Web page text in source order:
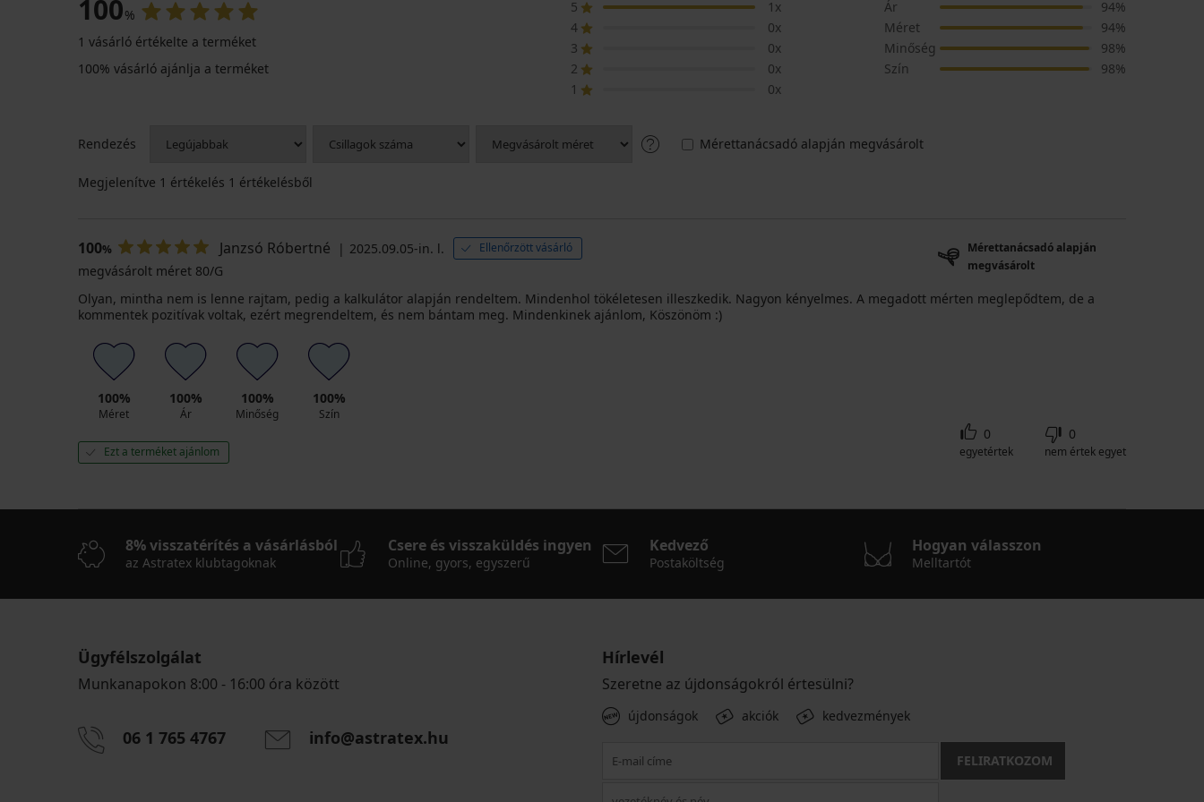
100%
1 vásárló értékelte a terméket
100% vásárló ajánlja a terméket
5
1x
4
0x
3
0x
2
0x
1
0x
Ár
94%
Méret
94%
Minőség
98%
Szín
98%
Rendezés Mérettanácsadó alapján megvásárolt
Megjelenítve 1 értékelés 1 értékelésből
100% Janzsó Róbertné 2025.09.05-in. l. Ellenőrzött vásárló
Mérettanácsadó alapján
megvásárolt
megvásárolt méret 80/G
Olyan, mintha nem is lenne rajtam, pedig a kalkulátor alapján rendeltem. Mindenhol tökéletesen illeszkedik. Nagyon kényelmes. A megadott mérten meglepődtem, de a
kommentek pozitívak voltak, ezért megrendeltem, és nem bántam meg. Mindenkinek ajánlom, Köszönöm :)
100%
Méret
100%
Ár
100%
Minőség
100%
Szín
Ezt a terméket ajánlom
0
egyetértek
0
nem értek egyet
8% visszatérítés a vásárlásból
az Astratex klubtagoknak
Csere és visszaküldés ingyen
Online, gyors, egyszerű
Kedvező
Postaköltség
Hogyan válasszon
Melltartót
Ügyfélszolgálat
Munkanapokon 8:00 - 16:00 óra között
06 1 765 4767 info@astratex.hu
Hírlevél
Szeretne az újdonságokról értesülni?
újdonságok akciók kedvezmények
FELIRATKOZOM